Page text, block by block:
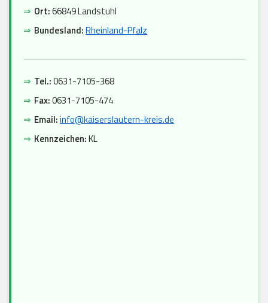
⇒ Ort:66849 Landstuhl
⇒ Bundesland:Rheinland-Pfalz
⇒ Tel.:0631-7105-368
⇒ Fax:0631-7105-474
⇒ Email:info@kaiserslautern-kreis.de
⇒ Kennzeichen:KL